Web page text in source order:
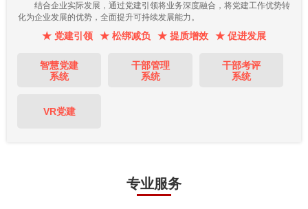
结合企业实际发展，通过党建引领将业务深度融合，将党建工作优势转
化为企业发展的优势，全面提升可持续发展能力。
★ 党建引领 ★ 松绑减负 ★ 提质增效 ★ 促进发展
智慧党建
系统
干部管理
系统
干部考评
系统
VR党建
专业服务